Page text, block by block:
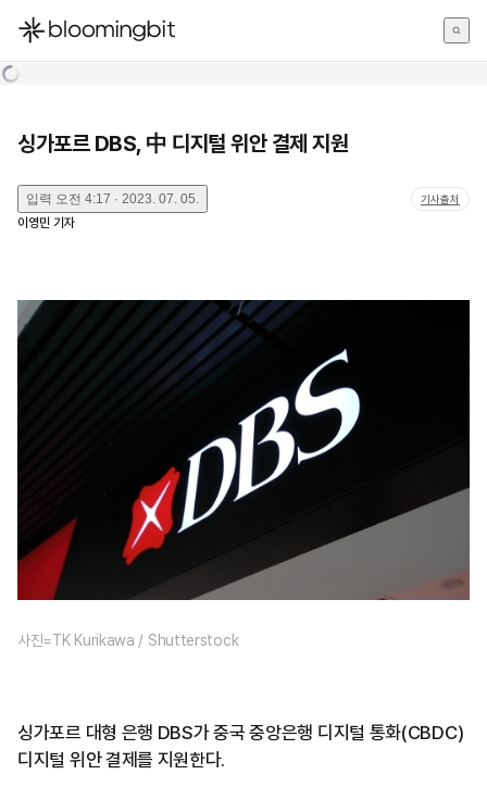
한국어
싱가포르 DBS, 中 디지털 위안 결제 지원
입력 오전 4:17 · 2023. 07. 05. 기사출처
이영민 기자
사진=TK Kurikawa / Shutterstock
싱가포르 대형 은행 DBS가 중국 중앙은행 디지털 통화(CBDC)
디지털 위안 결제를 지원한다.